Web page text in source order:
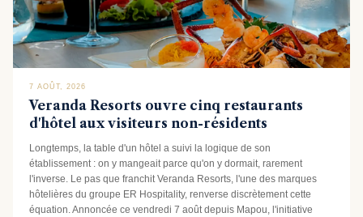
7 AOÛT, 2026
Veranda Resorts ouvre cinq restaurants
d'hôtel aux visiteurs non-résidents
Longtemps, la table d'un hôtel a suivi la logique de son
établissement : on y mangeait parce qu'on y dormait, rarement
l'inverse. Le pas que franchit Veranda Resorts, l'une des marques
hôtelières du groupe ER Hospitality, renverse discrètement cette
équation. Annoncée ce vendredi 7 août depuis Mapou, l'initiative